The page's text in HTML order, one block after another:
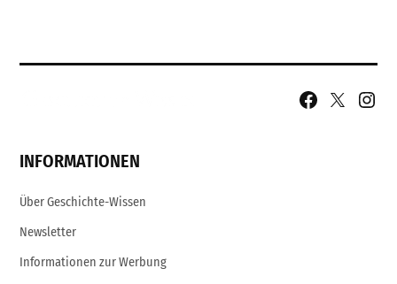
Facebook
X
INFORMATIONEN
Über Geschichte-Wissen
Newsletter
Informationen zur Werbung